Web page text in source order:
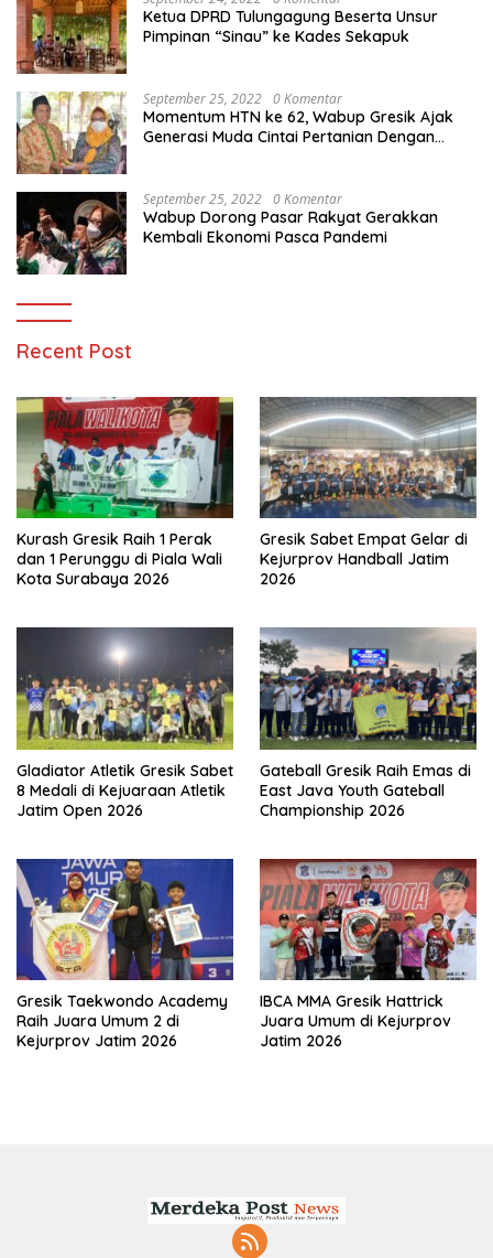
Ketua DPRD Tulungagung Beserta Unsur
Pimpinan “Sinau” ke Kades Sekapuk
September 25, 2022 0 Komentar
Momentum HTN ke 62, Wabup Gresik Ajak
Generasi Muda Cintai Pertanian Dengan
September 25, 2022 0 Komentar
Wabup Dorong Pasar Rakyat Gerakkan
Kembali Ekonomi Pasca Pandemi
Recent Post
Kurash Gresik Raih 1 Perak
dan 1 Perunggu di Piala Wali
Kota Surabaya 2026
Gresik Sabet Empat Gelar di
Kejurprov Handball Jatim
2026
Gladiator Atletik Gresik Sabet
8 Medali di Kejuaraan Atletik
Jatim Open 2026
Gateball Gresik Raih Emas di
East Java Youth Gateball
Championship 2026
Gresik Taekwondo Academy
Raih Juara Umum 2 di
Kejurprov Jatim 2026
IBCA MMA Gresik Hattrick
Juara Umum di Kejurprov
Jatim 2026